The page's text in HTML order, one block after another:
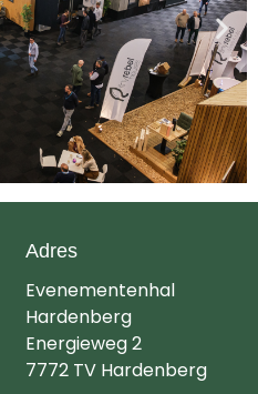
Adres
Evenementenhal
Hardenberg
Energieweg 2
7772 TV Hardenberg